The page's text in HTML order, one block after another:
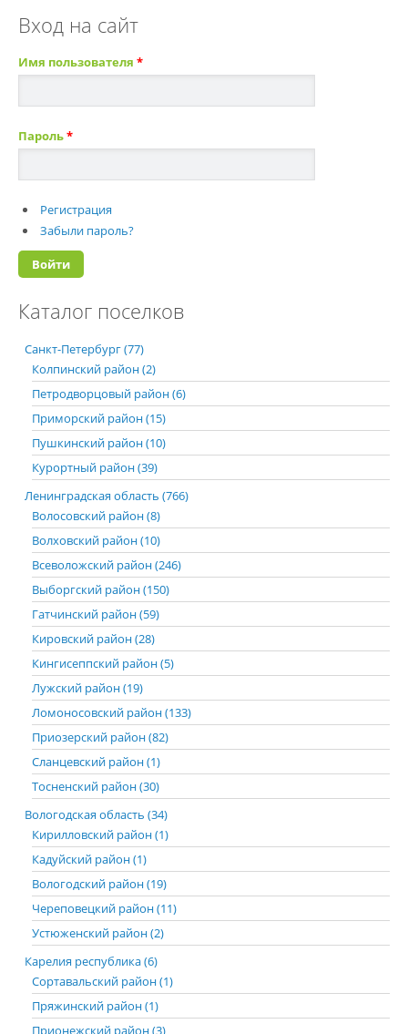
Вход на сайт
Имя пользователя *
Пароль*
Регистрация
Забыли пароль?
Каталог поселков
Санкт-Петербург (77)
Колпинский район (2)
Петродворцовый район (6)
Приморский район (15)
Пушкинский район (10)
Курортный район (39)
Ленинградская область (766)
Волосовский район (8)
Волховский район (10)
Всеволожский район (246)
Выборгский район (150)
Гатчинский район (59)
Кировский район (28)
Кингисеппский район (5)
Лужский район (19)
Ломоносовский район (133)
Приозерский район (82)
Сланцевский район (1)
Тосненский район (30)
Вологодская область (34)
Кирилловский район (1)
Кадуйский район (1)
Вологодский район (19)
Череповецкий район (11)
Устюженский район (2)
Карелия республика (6)
Сортавальский район (1)
Пряжинский район (1)
Прионежский район (3)